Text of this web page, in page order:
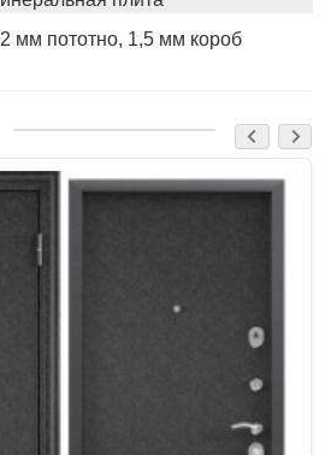
мм пототно, 1,5 мм короб